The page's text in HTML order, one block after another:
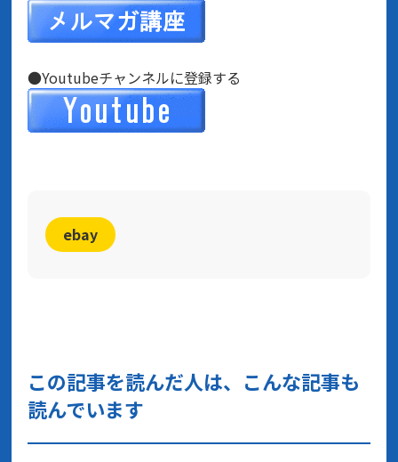
●Youtubeチャンネルに登録する
ebay
この記事を読んだ人は、こんな記事も
読んでいます